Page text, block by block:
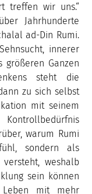
treffen wir uns.“
Jahrhunderte
ad-Din Rumi.
innerer
größeren Ganzen
steht die
zu sich selbst
mit seinem
warum Rumi
sondern als
weshalb
sein können
mit mehr